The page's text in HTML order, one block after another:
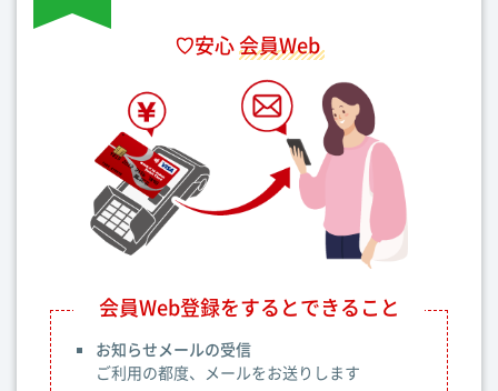
♡安心会員Web
会員Web登録をするとできること
お知らせメールの受信
ご利用の都度、メールをお送りします